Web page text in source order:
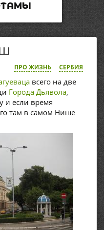
ПРО ЖИЗНЬ СЕРБИЯ
всего на две
Города Дьявола,
и если время
там в самом Нише